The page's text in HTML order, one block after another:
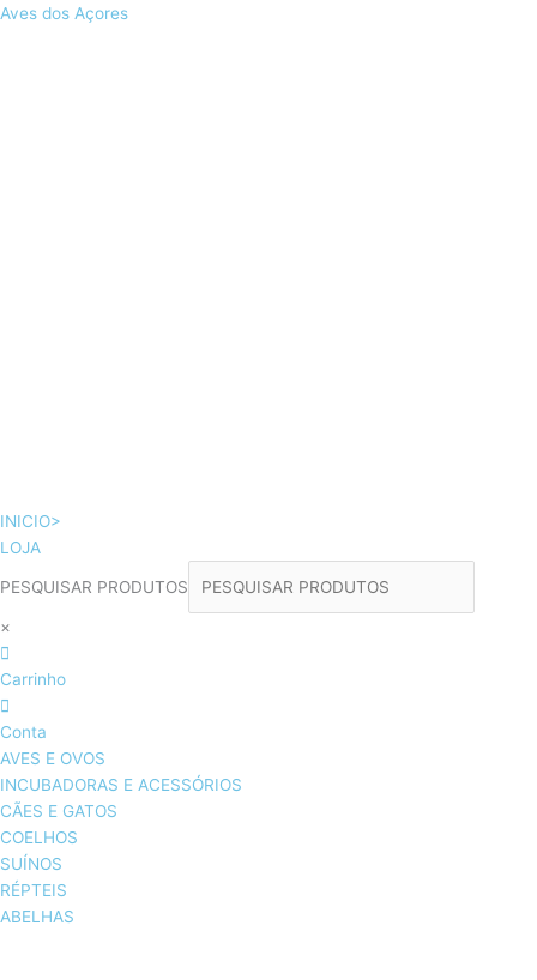
Skip
Aves dos Açores
INICIO>
LOJA
PESQUISAR PRODUTOS
×
Carrinho
Conta
AVES E OVOS
INCUBADORAS E ACESSÓRIOS
CÃES E GATOS
COELHOS
SUÍNOS
RÉPTEIS
ABELHAS